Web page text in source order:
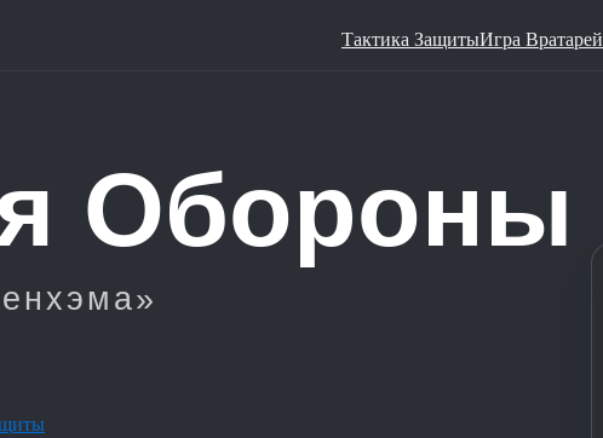
Тактика ЗащитыИгра Вратарей